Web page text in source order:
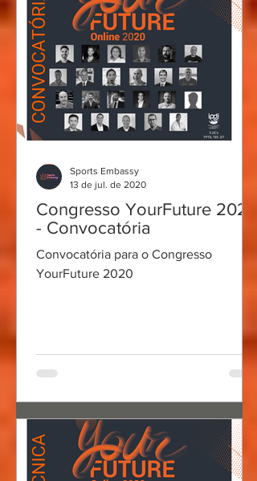
Congresso YourFuture 2020
- Convocatória
Convocatória para o Congresso
YourFuture 2020
Sports Embassy
13 de jul. de 2020